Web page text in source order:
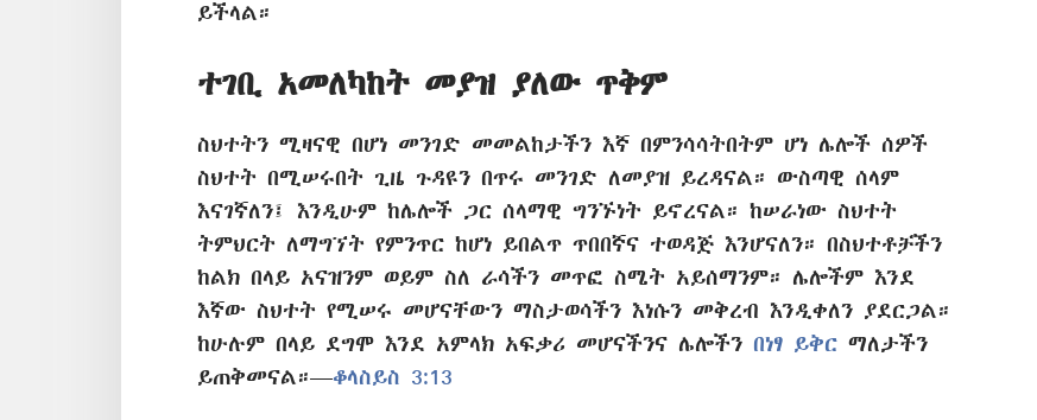
ይችላል።
ተገቢ አመለካከት መያዝ ያለው ጥቅም
ስህተትን ሚዛናዊ በሆነ መንገድ መመልከታችን እኛ በምንሳሳትበትም ሆነ ሌሎች ሰዎች
ስህተት በሚሠሩበት ጊዜ ጉዳዩን በጥሩ መንገድ ለመያዝ ይረዳናል። ውስጣዊ ሰላም
እናገኛለን፤ እንዲሁም ከሌሎች ጋር ሰላማዊ ግንኙነት ይኖረናል። ከሠራነው ስህተት
ትምህርት ለማግኘት የምንጥር ከሆነ ይበልጥ ጥበበኛና ተወዳጅ እንሆናለን። በስህተቶቻችን
ከልክ በላይ አናዝንም ወይም ስለ ራሳችን መጥፎ ስሜት አይሰማንም። ሌሎችም እንደ
እኛው ስህተት የሚሠሩ መሆናቸውን ማስታወሳችን እነሱን መቅረብ እንዲቀለን ያደርጋል።
ከሁሉም በላይ ደግሞ እንደ አምላክ አፍቃሪ መሆናችንና ሌሎችን በነፃ ይቅር ማለታችን
ይጠቅመናል።—ቆላስይስ 3:13